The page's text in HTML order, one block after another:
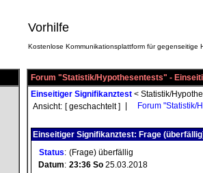
Vorhilfe
Kostenlose Kommunikationsplattform für gegenseitige
Forum "Statistik/Hypothesentests" -
Einseitiger Signifikanztest < Statistik/
Ansicht: [ geschachtelt ] Forum "Statistik/
Einseitiger Signifikanztest: Frage
Status: (Frage) überfällig
Datum: 23:36 So 25.03.2018